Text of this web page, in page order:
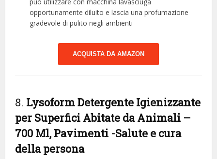
opportunamente diluito e lascia una profumazione
gradevole di pulito negli ambienti
ACQUISTA DA AMAZON
8. Lysoform Detergente Igienizzante
per Superfici Abitate da Animali –
700 Ml, Pavimenti -Salute e cura
della persona